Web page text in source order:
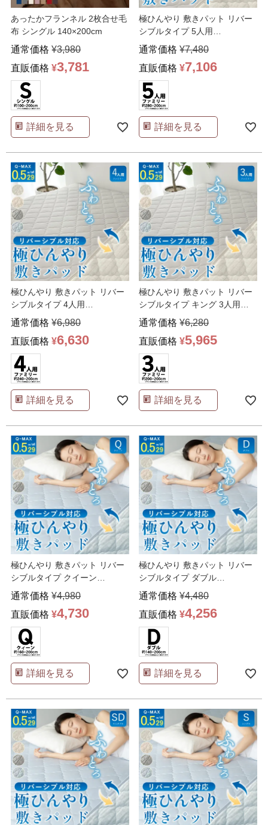
あったかフランネル 2枚合せ毛
布 シングル 140×200cm
通常価格 ¥3,980
直販価格 ¥3,781
詳細を見る
極ひんやり 敷きパット リバー
シブルタイプ 5人用
280×200cm 吸湿 冷
通常価格 ¥7,480
直販価格 ¥7,106
詳細を見る
極ひんやり 敷きパット リバー
シブルタイプ 4人用
240×200cm 吸湿…
通常価格 ¥6,980
直販価格 ¥6,630
詳細を見る
極ひんやり 敷きパット リバー
シブルタイプ キング 3人用
200×200cm…
通常価格 ¥6,280
直販価格 ¥5,965
詳細を見る
極ひんやり 敷きパット リバー
シブルタイプ クイーン
160×200cm 吸湿…
通常価格 ¥4,980
直販価格 ¥4,730
詳細を見る
極ひんやり 敷きパット リバー
シブルタイプ ダブル
140×200cm 吸湿 冷
通常価格 ¥4,480
直販価格 ¥4,256
詳細を見る